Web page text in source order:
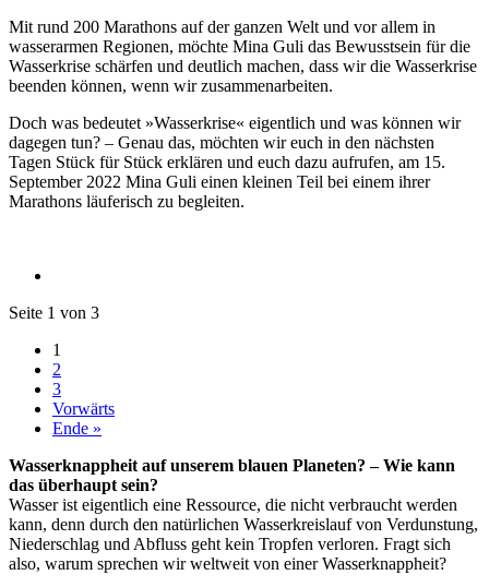
Mit rund 200 Marathons auf der ganzen Welt und vor allem in
wasserarmen Regionen, möchte Mina Guli das Bewusstsein für die
Wasserkrise schärfen und deutlich machen, dass wir die Wasserkrise
beenden können, wenn wir zusammenarbeiten.
Doch was bedeutet »Wasserkrise« eigentlich und was können wir
dagegen tun? – Genau das, möchten wir euch in den nächsten
Tagen Stück für Stück erklären und euch dazu aufrufen, am 15.
September 2022 Mina Guli einen kleinen Teil bei einem ihrer
Marathons läuferisch zu begleiten.
Seite 1 von 3
1
2
3
Vorwärts
Ende »
Wasserknappheit auf unserem blauen Planeten? – Wie kann
das überhaupt sein?
Wasser ist eigentlich eine Ressource, die nicht verbraucht werden
kann, denn durch den natürlichen Wasserkreislauf von Verdunstung,
Niederschlag und Abfluss geht kein Tropfen verloren. Fragt sich
also, warum sprechen wir weltweit von einer Wasserknappheit?